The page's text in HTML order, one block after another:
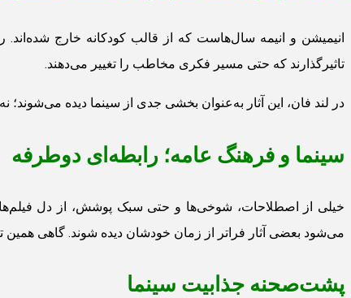
انیمیشن و انیمه سال‌هاست که از قالب کودکانه خارج
تاثیرگذارند که حتی مسیر فکری مخاطب را تغییر می‌دهند.
در لند فان، این آثار به‌عنوان بخشی جدی از سینما دیده
سینما و فرهنگ عامه؛ رابطه‌ای دوطرفه
خیلی از اصطلاحات، شوخی‌ها و حتی سبک پوشش، از دل
می‌شود بعضی آثار فراتر از زمان خودشان دیده شوند. گاهی همین
پشت‌صحنه جذابیت سینما